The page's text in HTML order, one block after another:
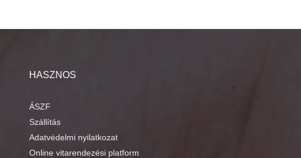
HASZNOS
ÁSZF
Szállítás
Adatvédelmi nyilatkozat
Online vitarendezési platform